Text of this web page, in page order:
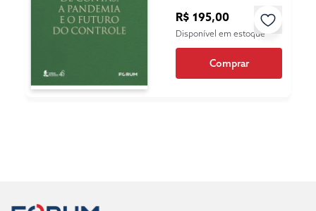
R$ 195,00
Disponível em estoque
Comprar